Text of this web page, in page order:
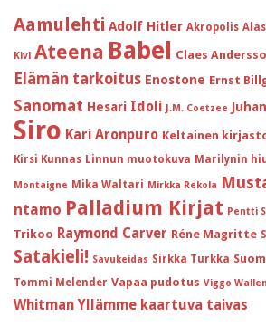
Aamulehti Adolf Hitler Akropolis
Kivi Ateena Babel Claes
Elämän tarkoitus Enostone Ernst
Sanomat Hesari Idoli J.M. Coetzee
Siro Kari Aronpuro Keltainen
Kirsi Kunnas Linnun muotokuva Marilynin
Montaigne Mika Waltari Mirkka Rekola
ntamo Palladium Kirjat Pentti
Trikoo Raymond Carver Réne Magritte
Satakieli! Savukeidas Sirkka Turkka
Tommi Melender Vapaa pudotus Viggo
Whitman Yllämme kaartuva taivas